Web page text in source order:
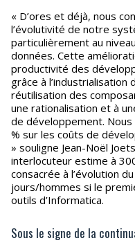
« D’ores et déjà, nous
l’évolutivité de notre
particulièrement au
données. Cette
productivité des
grâce à
réutilisation des
une rationalisation et à
de développement.
% sur les coûts de
» souligne Jean-Noël
interlocuteur estime à
consacrée à l’évolution
jours/hommes si le
outils d’Informatica.
Sous le signe de la